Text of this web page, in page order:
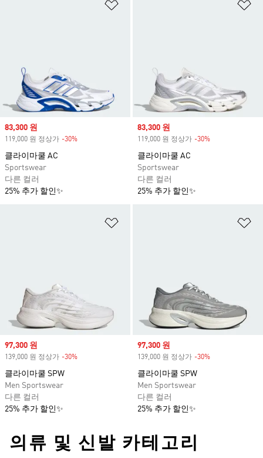
Sale price
83,300 원
119,000 원 정상가 -30%
클라이마쿨 AC
Sportswear
다른 컬러
25% 추가 할인✨
Sale price
83,300 원
119,000 원 정상가 -30%
클라이마쿨 AC
Sportswear
다른 컬러
25% 추가 할인✨
Sale price
97,300 원
139,000 원 정상가 -30%
클라이마쿨 SPW
Men Sportswear
다른 컬러
25% 추가 할인✨
Sale price
97,300 원
139,000 원 정상가 -30%
클라이마쿨 SPW
Men Sportswear
다른 컬러
25% 추가 할인✨
의류 및 신발 카테고리